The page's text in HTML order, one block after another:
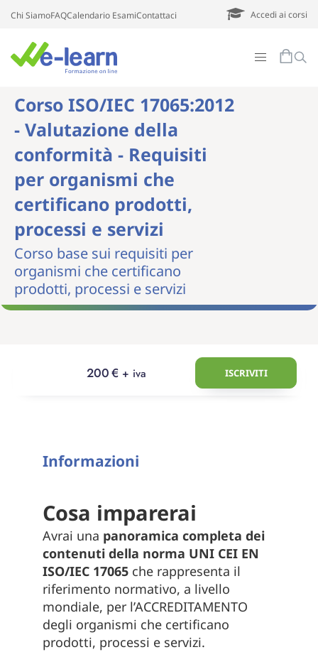
Chi SiamoFAQCalendario EsamiContattaci Accedi ai corsi
Corso ISO/IEC 17065:2012
- Valutazione della
conformità - Requisiti
per organismi che
certificano prodotti,
processi e servizi
Corso base sui requisiti per
organismi che certificano
prodotti, processi e servizi
Informazioni
Cosa imparerai
Avrai una panoramica completa dei
contenuti della norma UNI CEI EN
ISO/IEC 17065 che rappresenta il
riferimento normativo, a livello
mondiale, per l’ACCREDITAMENTO
degli organismi che certificano
prodotti, processi e servizi.
200€ + iva ISCRIVITI